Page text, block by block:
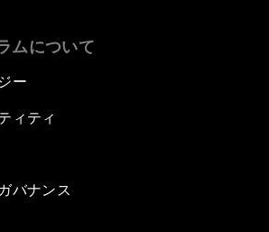
ムについて
ー
ィティ
バナンス